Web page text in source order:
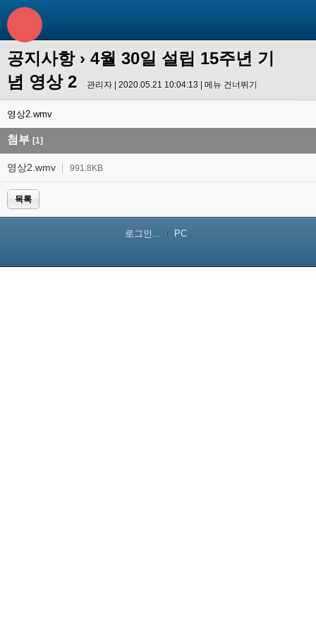
공지사항› 4월 30일 설립 15주년 기
념 영상 2
관리자 | 2020.05.21 10:04:13 | 메뉴 건너뛰기
영상2.wmv
첨부 [1]
영상2.wmv 991.8KB
목록
로그인... PC